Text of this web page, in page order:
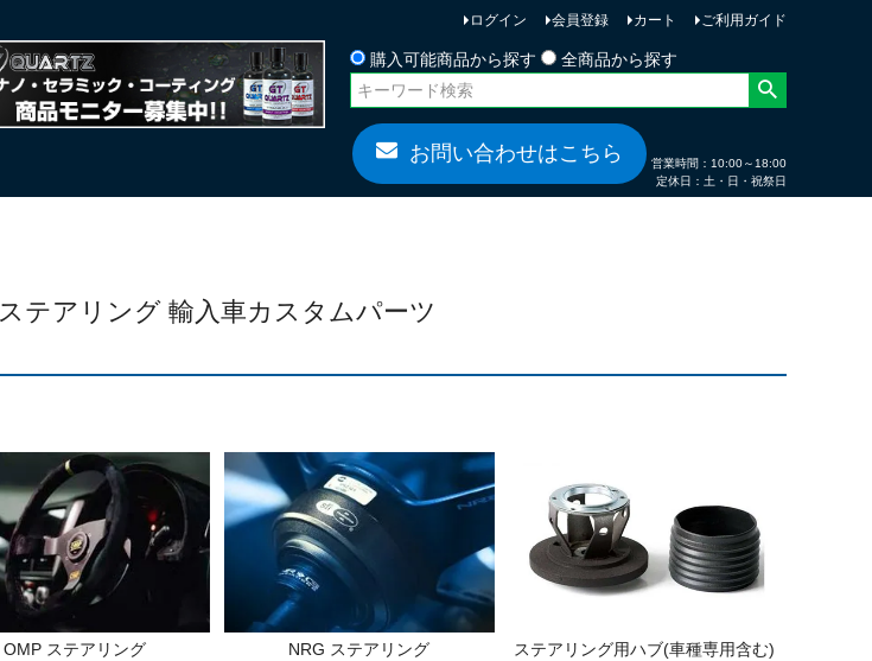
ログイン 会員登録 カート
ご利用ガイド
購入可能商品から探す
全商品から探す
検索
お問い合わせはこちら
営業時間：10:00～18:00
定休日：土・日・祝祭日
ステアリング 輸入車カスタムパーツ
OMP ステアリング NRG ステアリング ステアリング用ハブ(車種専用含む)